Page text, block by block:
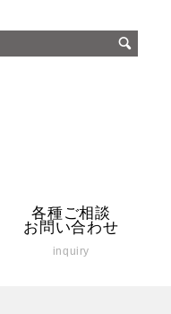
各種ご相談
お問い合わせ
inquiry